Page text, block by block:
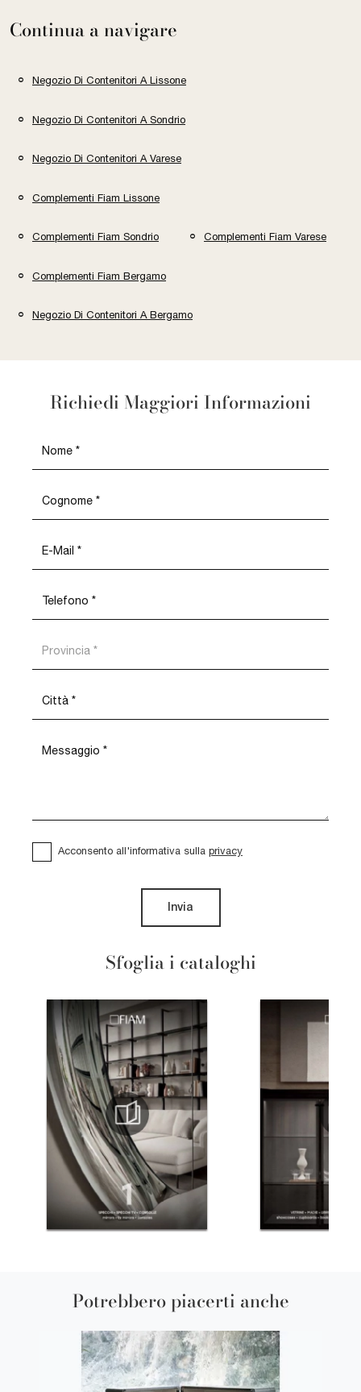
Continua a navigare
Negozio Di Contenitori A Lissone
Negozio Di Contenitori A Sondrio
Negozio Di Contenitori A Varese
Complementi Fiam Lissone
Complementi Fiam Sondrio Complementi Fiam Varese
Complementi Fiam Bergamo
Negozio Di Contenitori A Bergamo
Sfoglia i cataloghi
Richiedi Maggiori Informazioni
Acconsento all'informativa sulla privacy
Invia
Potrebbero piacerti anche